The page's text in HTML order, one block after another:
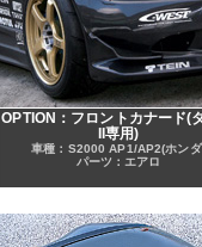
OPTION：フロントカナード(
II専用)
車種：S2000 AP1/AP2(ホン
パーツ：エアロ